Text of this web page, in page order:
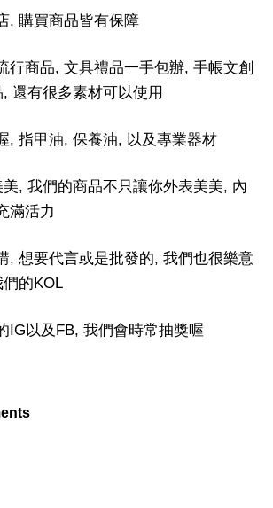
, 購買商品皆有保障
行商品, 文具禮品一手包辦, 手帳文創
還有很多素材可以使用
, 指甲油, 保養油, 以及專業器材
, 我們的商品不只讓你外表美美, 內
滿活力
, 想要代言或是批發的, 我們也很樂意
的KOL
IG以及FB, 我們會時常抽獎喔